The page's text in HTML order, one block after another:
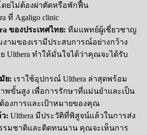
ยไม่ต้องผ่าตัดหรือพักฟื้น
ที่ Agaligo clinic
ของประเทศไทย: ทีมแพทย์ผู้เชี่ยวชาญ
ามของเรามีประสบการณ์อย่างกว้าง
Ulthera ทำให้มั่นใจได้ว่าคุณจะได้รับ
ย: เราใช้อุปกรณ์ Ulthera ล่าสุดพร้อม
พขั้นสูง เพื่อการรักษาที่แม่นยำและเป็น
องการและเป้าหมายของคุณ
: Ulthera มีประวัติที่พิสูจน์แล้วในการส่ง
รมชาติและติดทนนาน คุณจะเห็นการ